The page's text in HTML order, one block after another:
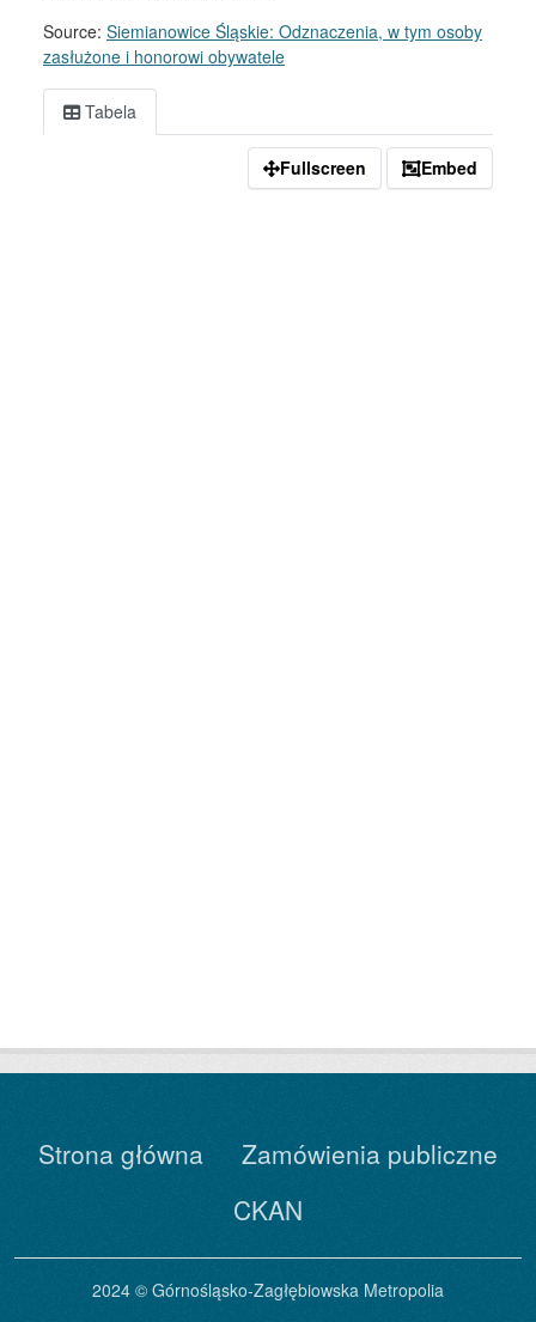
Source: Siemianowice Śląskie: Odznaczenia, w tym osoby
zasłużone i honorowi obywatele
Tabela
Fullscreen Embed
Strona główna
Zamówienia publiczne
CKAN
2024 © Górnośląsko-Zagłębiowska Metropolia